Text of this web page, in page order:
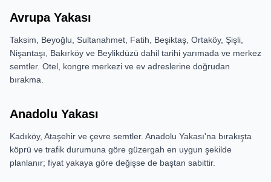
Avrupa Yakası
Taksim, Beyoğlu, Sultanahmet, Fatih, Beşiktaş, Ortaköy, Şişli,
Nişantaşı, Bakırköy ve Beylikdüzü dahil tarihi yarımada ve merkez
semtler. Otel, kongre merkezi ve ev adreslerine doğrudan
bırakma.
Anadolu Yakası
Kadıköy, Ataşehir ve çevre semtler. Anadolu Yakası'na bırakışta
köprü ve trafik durumuna göre güzergah en uygun şekilde
planlanır; fiyat yakaya göre değişse de baştan sabittir.